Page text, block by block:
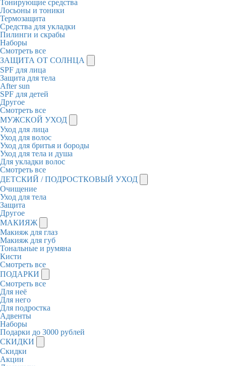
Тонирующие средства
Лосьоны и тоники
Термозащита
Средства для укладки
Пилинги и скрабы
Наборы
Смотреть все
ЗАЩИТА ОТ СОЛНЦА
SPF для лица
Защита для тела
After sun
SPF для детей
Другое
Смотреть все
МУЖСКОЙ УХОД
Уход для лица
Уход для волос
Уход для бритья и бороды
Уход для тела и душа
Для укладки волос
Смотреть все
ДЕТСКИЙ / ПОДРОСТКОВЫЙ УХОД
Очищение
Уход для тела
Защита
Другое
МАКИЯЖ
Макияж для глаз
Макияж для губ
Тональные и румяна
Кисти
Смотреть все
ПОДАРКИ
Смотреть все
Для неё
Для него
Для подростка
Адвенты
Наборы
Подарки до 3000 рублей
СКИДКИ
Скидки
Акции